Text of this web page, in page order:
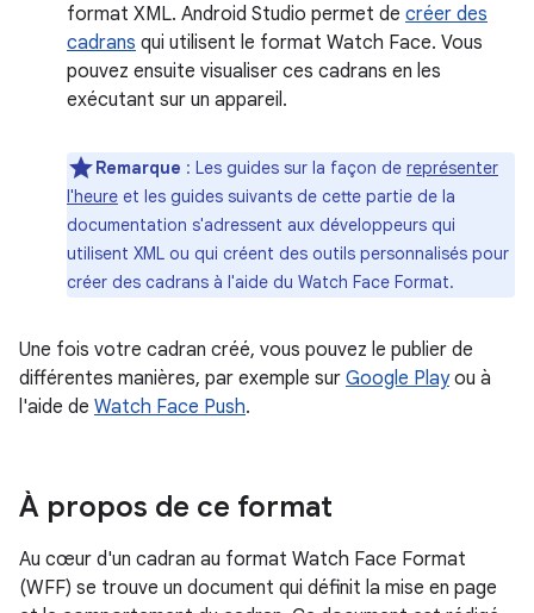
format XML. Android Studio permet de créer des
cadrans qui utilisent le format Watch Face. Vous
pouvez ensuite visualiser ces cadrans en les
exécutant sur un appareil.
Remarque : Les guides sur la façon de représenter
l'heure et les guides suivants de cette partie de la
documentation s'adressent aux développeurs qui
utilisent XML ou qui créent des outils personnalisés pour
créer des cadrans à l'aide du Watch Face Format.
Une fois votre cadran créé, vous pouvez le publier de
différentes manières, par exemple sur Google Playou à
l'aide de Watch Face Push.
À propos de ce format
Au cœur d'un cadran au format Watch Face Format
(WFF) se trouve un document qui définit la mise en page